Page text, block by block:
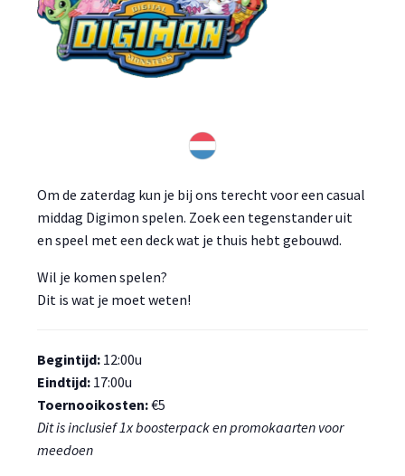
Om de zaterdag kun je bij ons terecht voor een casual
middag Digimon spelen. Zoek een tegenstander uit
en speel met een deck wat je thuis hebt gebouwd.
Wil je komen spelen?
Dit is wat je moet weten!
Begintijd: 12:00u
Eindtijd: 17:00u
Toernooikosten:€5
Dit is inclusief 1x boosterpack en promokaarten voor
meedoen